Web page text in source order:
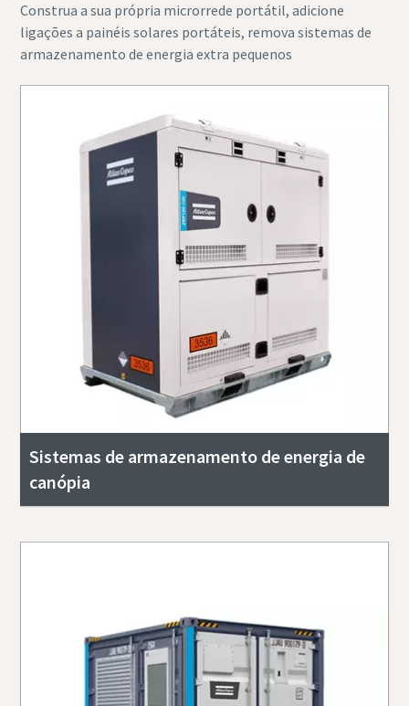
Construa a sua própria microrrede portátil, adicione
ligações a painéis solares portáteis, remova sistemas de
armazenamento de energia extra pequenos
Sistemas de armazenamento de energia de
canópia